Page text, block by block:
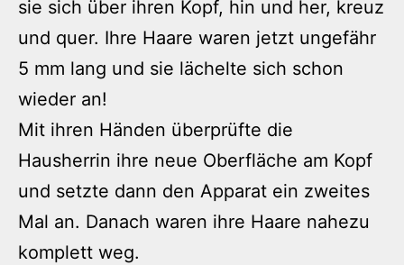
sie sich über ihren Kopf, hin und her, kreuz
und quer. Ihre Haare waren jetzt ungefähr
5 mm lang und sie lächelte sich schon
wieder an!
Mit ihren Händen überprüfte die
Hausherrin ihre neue Oberfläche am Kopf
und setzte dann den Apparat ein zweites
Mal an. Danach waren ihre Haare nahezu
komplett weg.